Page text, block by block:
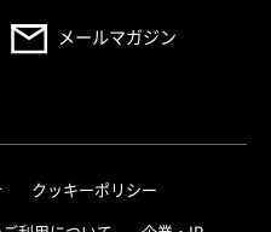
） メールマガジン
ンドウで開く）
クッキーポリシー
（別ウィ